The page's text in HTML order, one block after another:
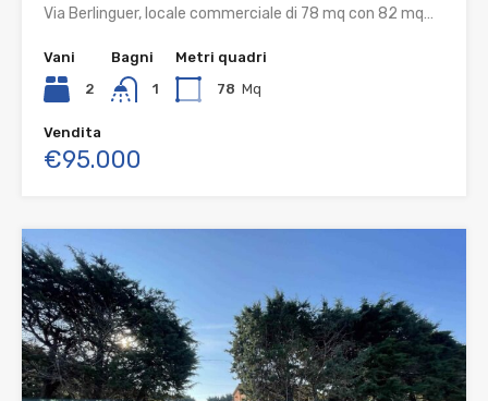
Via Berlinguer, locale commerciale di 78 mq con 82 mq…
Vani
2
Bagni
1
Metri quadri
78 Mq
Vendita
€95.000